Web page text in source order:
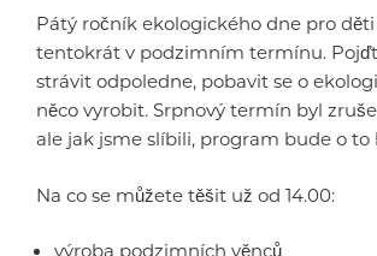
Pátý ročník ekologického dne pro děti
tentokrát v podzimním termínu.
strávit odpoledne, pobavit se o
něco vyrobit. Srpnový termín byl
ale jak jsme slíbili, program bude o to
Na co se můžete těšit už od 14.00:
výroba podzimních věnců